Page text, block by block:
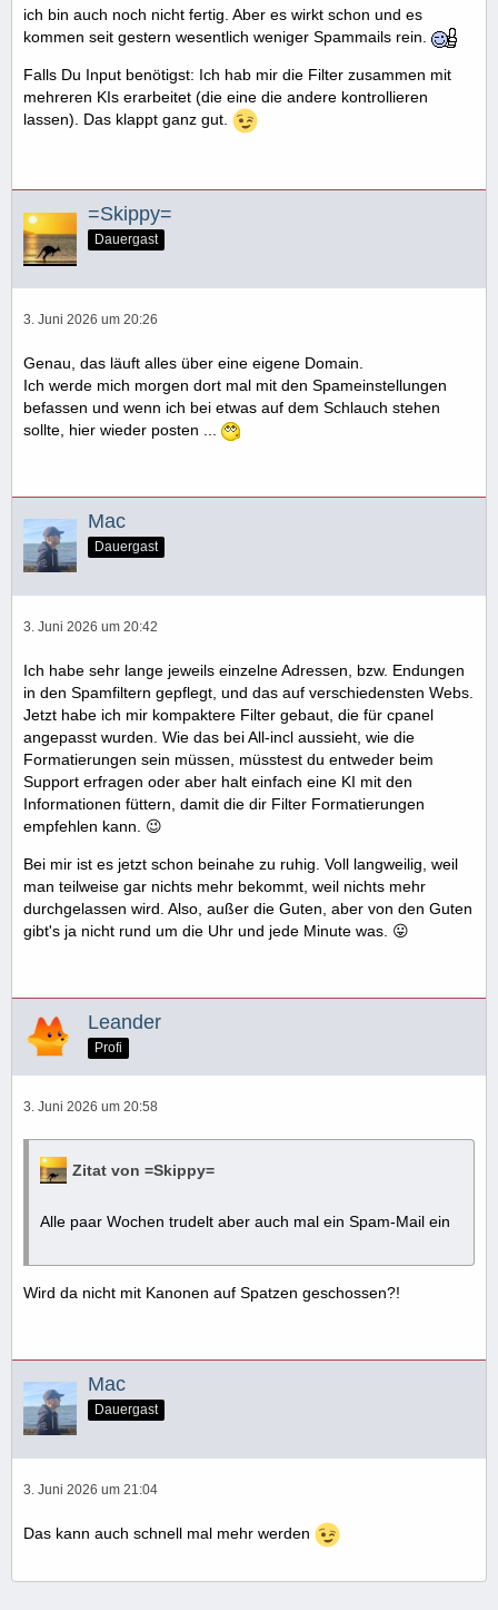
ich bin auch noch nicht fertig. Aber es wirkt schon und es
kommen seit gestern wesentlich weniger Spammails rein.
Falls Du Input benötigst: Ich hab mir die Filter zusammen mit
mehreren KIs erarbeitet (die eine die andere kontrollieren
lassen). Das klappt ganz gut.
=Skippy=
Dauergast
3. Juni 2026 um 20:26
Genau, das läuft alles über eine eigene Domain.
Ich werde mich morgen dort mal mit den Spameinstellungen
befassen und wenn ich bei etwas auf dem Schlauch stehen
sollte, hier wieder posten ...
Mac
Dauergast
3. Juni 2026 um 20:42
Ich habe sehr lange jeweils einzelne Adressen, bzw. Endungen
in den Spamfiltern gepflegt, und das auf verschiedensten Webs.
Jetzt habe ich mir kompaktere Filter gebaut, die für cpanel
angepasst wurden. Wie das bei All-incl aussieht, wie die
Formatierungen sein müssen, müsstest du entweder beim
Support erfragen oder aber halt einfach eine KI mit den
Informationen füttern, damit die dir Filter Formatierungen
empfehlen kann. 😉
Bei mir ist es jetzt schon beinahe zu ruhig. Voll langweilig, weil
man teilweise gar nichts mehr bekommt, weil nichts mehr
durchgelassen wird. Also, außer die Guten, aber von den Guten
gibt's ja nicht rund um die Uhr und jede Minute was. 😛
Leander
Profi
3. Juni 2026 um 20:58
Zitat von =Skippy=
Alle paar Wochen trudelt aber auch mal ein Spam-Mail ein
Wird da nicht mit Kanonen auf Spatzen geschossen?!
Mac
Dauergast
3. Juni 2026 um 21:04
Das kann auch schnell mal mehr werden